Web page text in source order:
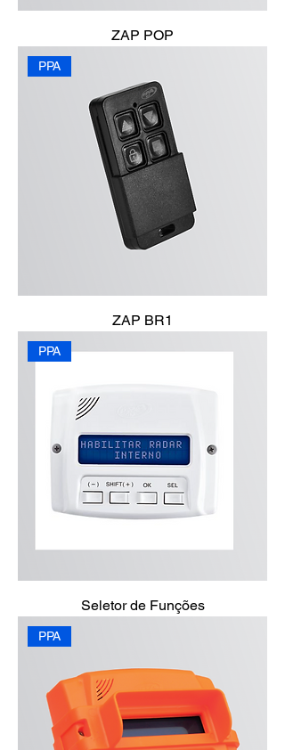
ZAP POP
PPA
ZAP BR1
PPA
Seletor de Funções
PPA